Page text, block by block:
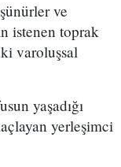
ve
istenen toprak
varoluşsal
yaşadığı
yerleşimci